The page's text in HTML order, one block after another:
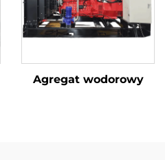
Agregat wodorowy